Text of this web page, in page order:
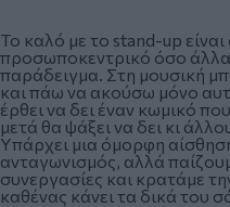
Το καλό με το stand-up είναι
προσωποκεντρικό όσο
παράδειγμα. Στη μουσική
και πάω να ακούσω μόνο
έρθει να δει έναν κωμικό
μετά θα ψάξει να δει κι
Υπάρχει μια όμορφη
ανταγωνισμός, αλλά
συνεργασίες και κρατάμε
καθένας κάνει τα δικά του